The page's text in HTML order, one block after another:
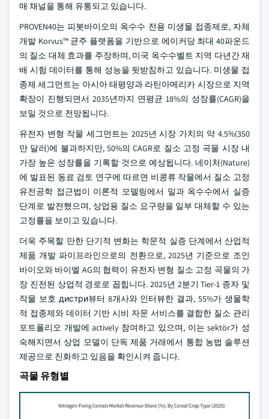
매 채널을 통해 유통되고 있습니다.
PROVEN40는 피봇바이오의 옥수수 전용 미생물 접종제로, 자체
개발 Korvus™ 균주 플랫폼을 기반으로 에이커당 최대 40파운드
의 질소 대체 효과를 주장하며, 미국 옥수수벨트 지역 다년간 재
배 시험 데이터를 통해 성능을 뒷받침하고 있습니다. 미생물 접
종제 세그먼트는 아시아 태평양과 라틴아메리카 시장으로 지역
확장이 진행되면서 2035년까지 연평균 18%의 성장률(CAGR)을
보일 것으로 전망됩니다.
유전자 변형 작물 세그먼트는 2025년 시장 가치의 약 4.5%(350
만 달러)에 불과하지만, 50%의 CAGR로 질소 고정 곡물 시장 내
가장 높은 성장률을 기록할 것으로 예상됩니다. 네이처(Nature)
에 발표된 동료 검토 연구에 따르면 비콩류 작물에서 질소 고정
유전공학 접근법이 이론적 모델링에서 밀과 옥수수에서 실증
단계로 발전했으며, 상업용 질소 요구량을 일부 대체할 수 있는
고정률을 보이고 있습니다.
더욱 주목할 만한 단기적 변화는 학문적 실증 단계에서 산업적
제품 개발 파이프라인으로의 전환으로, 2025년 기준으로 조인
바이오와 바이엘 AG의 협력이 유전자 변형 질소 고정 곡물의 가
장 진전된 상업적 경로로 꼽힙니다. 2025년 2분기 Tier-1 종자 및
작물 보호 дистри뷰터 8개사와 인터뷰한 결과, 55%가 생물학
적 접종제와 데이터 기반 시비 자문 서비스를 결합한 질소 관리
포트폴리오 개발에 actively 참여하고 있으며, 이는 sektör가 성
숙해지면서 상업 모델이 단독 제품 거래에서 통합 농법 솔루션
제공으로 진화하고 있음을 확인시켜 줍니다.
곡물 유형별